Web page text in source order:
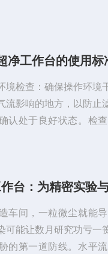
效空气过滤器（
净工作台的使用标
境检查：确保操作环境
流影响的地方，以防止
认处于良好状态。检
内工作台表面积累的微
台：为精密实验
车间，一粒微尘就能
可能让数月研究功亏一
的第一道防线。水平